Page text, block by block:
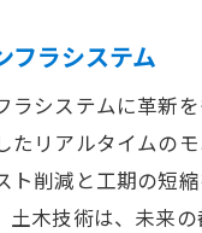
ポケット
土木
知識
技術
フラシステム
ラシステムに革新
たリアルタイムの
削減と工期の短
木技術は、未来